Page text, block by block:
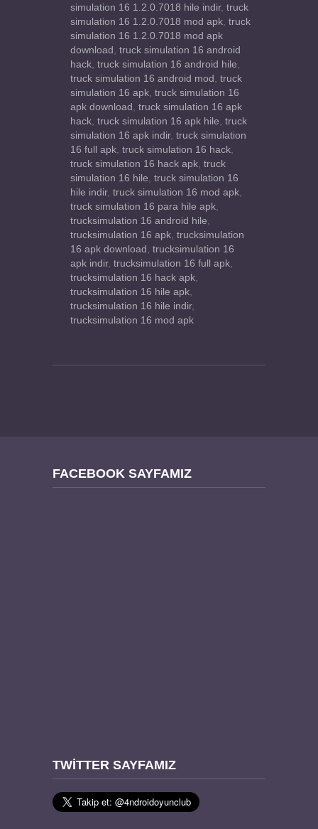
simulation 16 1.2.0.7018 hile indir, truck
simulation 16 1.2.0.7018 mod apk, truck
simulation 16 1.2.0.7018 mod apk
download , truck simulation 16 android
hack, truck simulation 16 android hile,
truck simulation 16 android mod , truck
simulation 16 apk, truck simulation 16
apk download , truck simulation 16 apk
hack, truck simulation 16 apk hile, truck
simulation 16 apk indir, truck simulation
16 full apk, truck simulation 16 hack,
truck simulation 16 hack apk, truck
simulation 16 hile, truck simulation 16
hile indir, truck simulation 16 mod apk,
truck simulation 16 para hile apk,
trucksimulation 16 android hile,
trucksimulation 16 apk, trucksimulation
16 apk download , trucksimulation 16
apk indir, trucksimulation 16 full apk,
trucksimulation 16 hack apk,
trucksimulation 16 hile apk,
trucksimulation 16 hile indir,
trucksimulation 16 mod apk
FACEBOOK SAYFAMIZ
TWITTER SAYFAMIZ